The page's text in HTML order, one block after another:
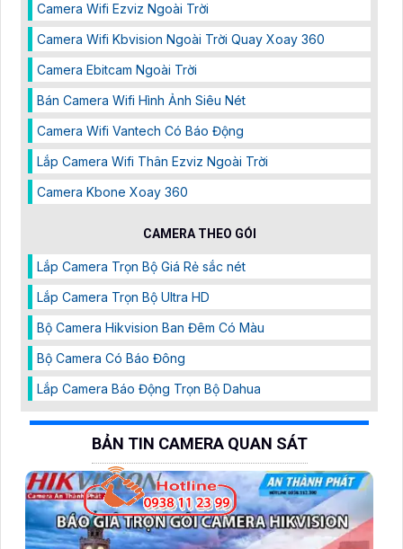
Camera Wifi Ezviz Ngoài Trời
Camera Wifi Kbvision Ngoài Trời Quay Xoay 360
Camera Ebitcam Ngoài Trời
Bán Camera Wifi Hình Ảnh Siêu Nét
Camera Wifi Vantech Có Báo Động
Lắp Camera Wifi Thân Ezviz Ngoài Trời
Camera Kbone Xoay 360
CAMERA THEO GÓI
Lắp Camera Trọn Bộ Giá Rẻ sắc nét
Lắp Camera Trọn Bộ Ultra HD
Bộ Camera Hikvision Ban Đêm Có Màu
Bộ Camera Có Báo Đông
Lắp Camera Báo Động Trọn Bộ Dahua
BẢN TIN CAMERA QUAN SÁT